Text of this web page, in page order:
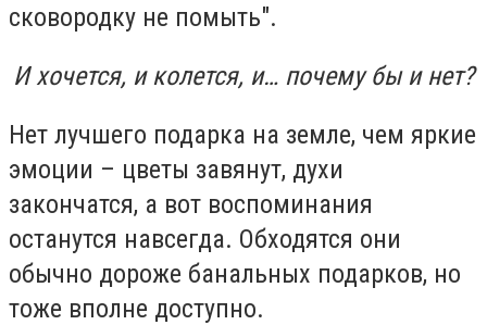
сковородку не помыть".
И хочется, и колется, и… почему бы и нет?
Нет лучшего подарка на земле, чем яркие
эмоции – цветы завянут, духи
закончатся, а вот воспоминания
останутся навсегда. Обходятся они
обычно дороже банальных подарков, но
тоже вполне доступно.